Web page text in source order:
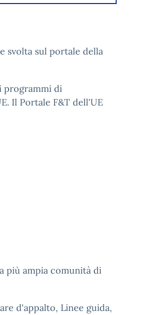
svolta sul portale della
programmi di
Il Portale F&T dell'UE
più ampia comunità di
d'appalto, Linee guida,